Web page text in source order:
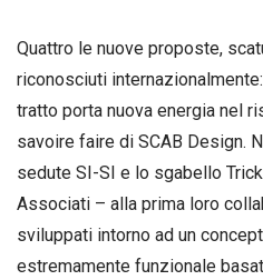
Quattro le nuove proposte,
riconosciuti
tratto porta nuova energia nel
savoire faire di SCAB Design.
sedute SI-SI e lo sgabello
Associati – alla prima loro
sviluppati intorno ad un
estremamente funzionale